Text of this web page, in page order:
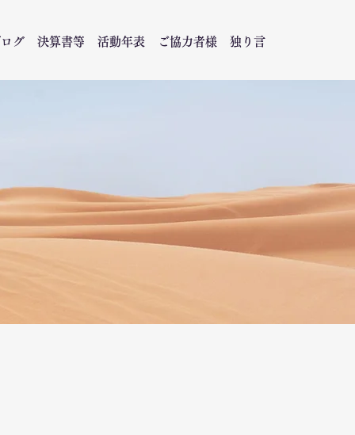
グ 決算書等 活動年表 ご協力者様 独り言